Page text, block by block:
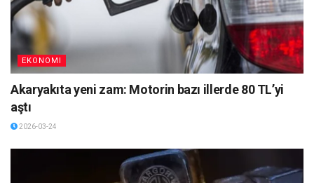
EKONOMI
Akaryakıta yeni zam: Motorin bazı illerde 80 TL’yi
aştı
2026-03-24